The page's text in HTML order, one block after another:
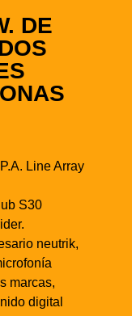
DE
Line Array
S30
neutrik,
marcas,
digital